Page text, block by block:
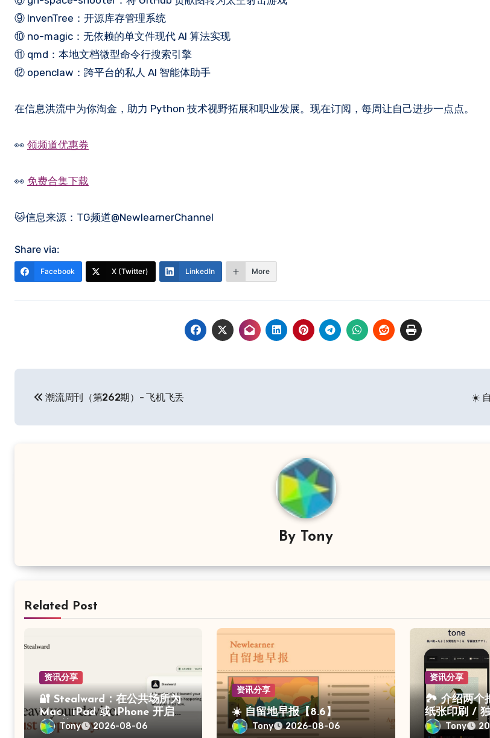
⑨ InvenTree：开源库存管理系统
⑩ no-magic：无依赖的单文件现代 AI 算法实现
⑪ qmd：本地文档微型命令行搜索引擎
⑫ openclaw：跨平台的私人 AI 智能体助手
在信息洪流中为你淘金，助力 Python 技术视野拓展和职业发展。现在订阅，每周让自己进步一点点。
👀 领频道优惠券
👀 免费合集下载
🐱信息来源：TG频道@NewlearnerChannel
Share via:
Facebook X (Twitter) LinkedIn More
导
潮流周刊（第262期）- 飞机飞丢 ☀️
By Tony
Related Post
资讯分享
🔐 Stealward：在公共场所为
Mac、iPad 或 iPhone 开启防
盗保护
Tony 2026-08-06
资讯分享
☀️ 自留地早报【8.6】
Tony 2026-08-06
资讯分享
🏞 介绍两个
纸张印刷 /
（ZINE）视
Tony